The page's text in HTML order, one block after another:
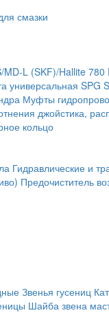
смазки
MD-L (SKF)/Hallite 780
универсальная SPG
Муфты
джойстика,
кольцо
Гидравлические и
Предочиститель
Звенья гусениц
Шайба звена